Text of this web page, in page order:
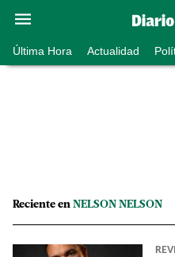
Última Hora Actualidad
Reciente en NELSON NELSON